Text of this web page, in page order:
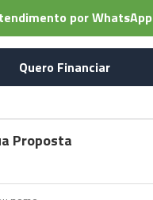
por WhatsApp
Quero Financiar
Proposta